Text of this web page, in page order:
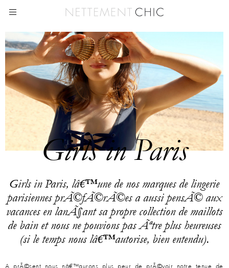
Girls in Paris
Girls in Paris, lâ€™une de nos marques de lingerie
parisiennes prÃ©fÃ©rÃ©es a aussi pensÃ© aux
vacances en lanÃ§ant sa propre collection de maillots
de bain et nous ne pouvions pas Ãªtre plus heureuses
(si le temps nous lâ€™autorise, bien entendu).
A prÃ©sent nous nâ€™aurons plus peur de prÃ©voir notre tenue de